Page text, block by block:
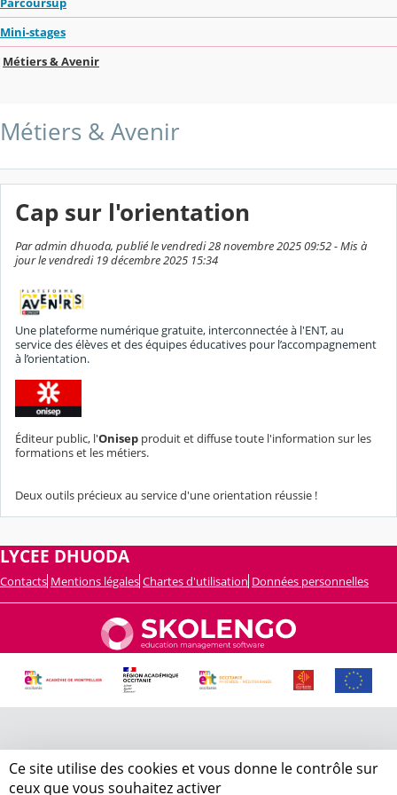
Mini-stages
Métiers & Avenir
Métiers & Avenir
Cap sur l'orientation
Par admin dhuoda, publié le vendredi 28 novembre 2025 09:52 - Mis à
jour le vendredi 19 décembre 2025 15:34
Une plateforme numérique gratuite, interconnectée à l'ENT, au
service des élèves et des équipes éducatives pour l’accompagnement
à l’orientation.
Éditeur public, l'Onisep produit et diffuse toute l'information sur les
formations et les métiers.
Deux outils précieux au service d'une orientation réussie !
LYCEE DHUODA
Contacts Mentions légales Chartes d'utilisation Données personnelles
Ce site utilise des cookies et vous donne le contrôle sur
ceux que vous souhaitez activer